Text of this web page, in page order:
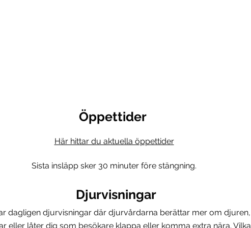
Öppettider
Här hittar du aktuella öppettider
Sista insläpp sker 30 minuter före stängning.
Djurvisningar
dagligen djurvisningar där djurvårdarna berättar mer om djuren,
eller låter dig som besökare klappa eller komma extra nära. Vilka